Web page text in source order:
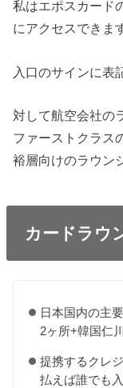
私はエポスカード
にアクセスできま
入口のサインに表
対して航空会社の
ファーストクラス
裕層向けのラウン
カードラウ
日本国内の主
2ヶ所+韓国仁
提携するクレ
払えば誰でも